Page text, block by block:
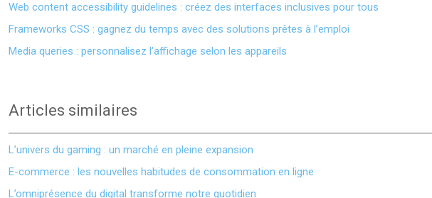
Web content accessibility guidelines : créez des interfaces inclusives pour tous
Frameworks CSS : gagnez du temps avec des solutions prêtes à l’emploi
Media queries : personnalisez l’affichage selon les appareils
Articles similaires
L’univers du gaming : un marché en pleine expansion
E-commerce : les nouvelles habitudes de consommation en ligne
L’omniprésence du digital transforme notre quotidien